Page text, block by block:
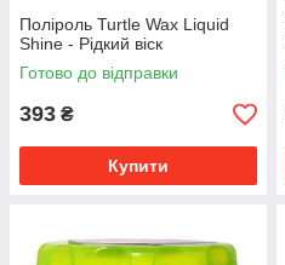
Поліроль Turtle Wax Liquid
Shine - Рідкий віск
Готово до відправки
393 ₴
Купити